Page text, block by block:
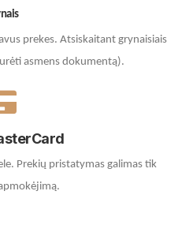
prekes. Atsiskaitant grynaisiais
asmens dokumentą).
Prekių pristatymas galimas tik